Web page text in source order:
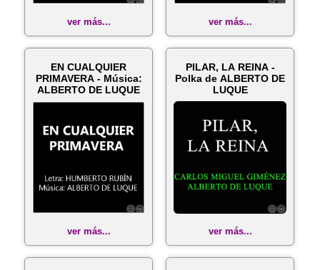
ver más... ver más...
EN CUALQUIER
PRIMAVERA - Música:
ALBERTO DE LUQUE
ver más...
PILAR, LA REINA -
Polka de ALBERTO DE
LUQUE
ver más...